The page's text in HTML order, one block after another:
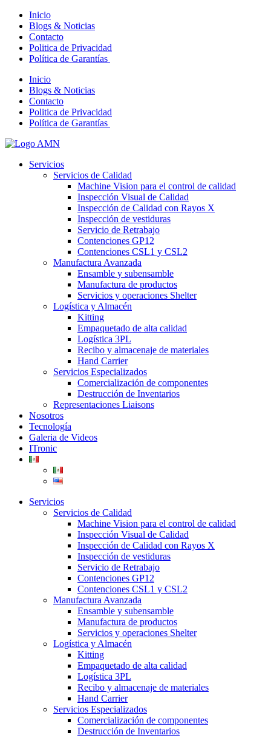
Inicio
Blogs & Noticias
Contacto
Politica de Privacidad
Política de Garantías
Inicio
Blogs & Noticias
Contacto
Politica de Privacidad
Política de Garantías
Servicios
Servicios de Calidad
Machine Vision para el control de calidad
Inspección Visual de Calidad
Inspección de Calidad con Rayos X
Inspección de vestiduras
Servicio de Retrabajo
Contenciones GP12
Contenciones CSL1 y CSL2
Manufactura Avanzada
Ensamble y subensamble
Manufactura de productos
Servicios y operaciones Shelter
Logística y Almacén
Kitting
Empaquetado de alta calidad
Logística 3PL
Recibo y almacenaje de materiales
Hand Carrier
Servicios Especializados
Comercialización de componentes
Destrucción de Inventarios
Representaciones Liaisons
Nosotros
Tecnología
Galeria de Videos
ITronic
Servicios
Servicios de Calidad
Machine Vision para el control de calidad
Inspección Visual de Calidad
Inspección de Calidad con Rayos X
Inspección de vestiduras
Servicio de Retrabajo
Contenciones GP12
Contenciones CSL1 y CSL2
Manufactura Avanzada
Ensamble y subensamble
Manufactura de productos
Servicios y operaciones Shelter
Logística y Almacén
Kitting
Empaquetado de alta calidad
Logística 3PL
Recibo y almacenaje de materiales
Hand Carrier
Servicios Especializados
Comercialización de componentes
Destrucción de Inventarios